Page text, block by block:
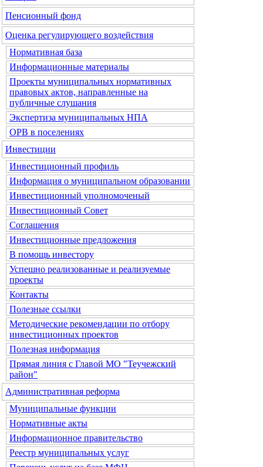
Пенсионный фонд
Оценка регулирующего воздействия
Нормативная база
Информационные материалы
Проекты муниципальных нормативных
правовых актов, направленные на
публичные слушания
Экспертиза муниципальных НПА
ОРВ в поселениях
Инвестиции
Инвестиционный профиль
Информация о муниципальном образовании
Инвестиционный уполномоченый
Инвестиционный Совет
Соглашения
Инвестиционные предложения
В помощь инвестору
Успешно реализованные и реализуемые
проекты
Контакты
Полезные ссылки
Методические рекомендации по отбору
инвестиционных проектов
Полезная информация
Прямая линия с Главой МО "Теучежский
район"
Административная реформа
Муниципальные функции
Нормативные акты
Информационное правительство
Реестр муниципальных услуг